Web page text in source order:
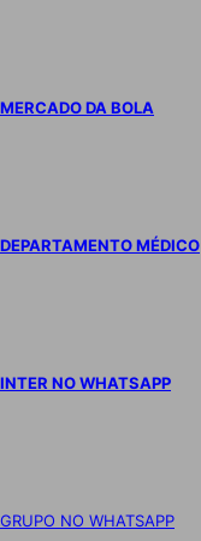
MERCADO DA BOLA
DEPARTAMENTO MÉDICO
INTER NO WHATSAPP
GRUPO NO WHATSAPP